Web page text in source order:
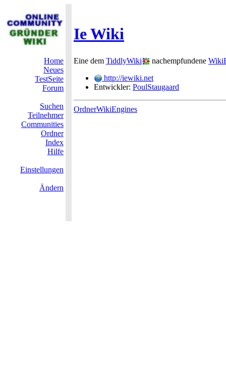
Ie Wiki
Home
Neues
TestSeite
Forum
Suchen
Teilnehmer
Communities
Ordner
Index
Hilfe
Einstellungen
Ändern
Eine dem TiddlyWiki nachempfundene
http://iewiki.net
Entwickler: PoulStaugaard
OrdnerWikiEngines